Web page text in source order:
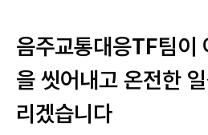
음주교통대응TF팀이
을 씻어내고 온전한
리겠습니다